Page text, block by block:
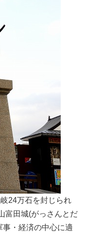
24万石を封じられ
富田城(がっさんとだ
・経済の中心に適